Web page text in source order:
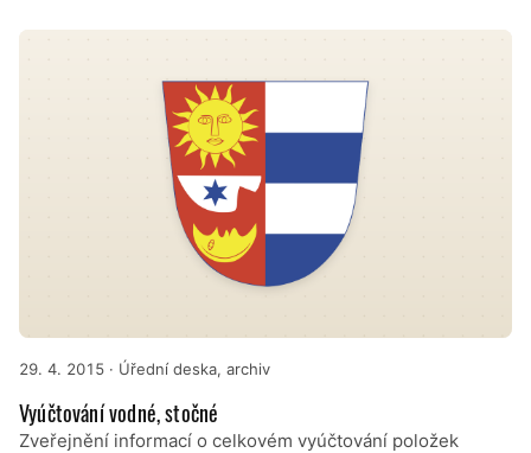
29. 4. 2015 · Úřední deska, archiv
Vyúčtování vodné, stočné
Zveřejnění informací o celkovém vyúčtování položek